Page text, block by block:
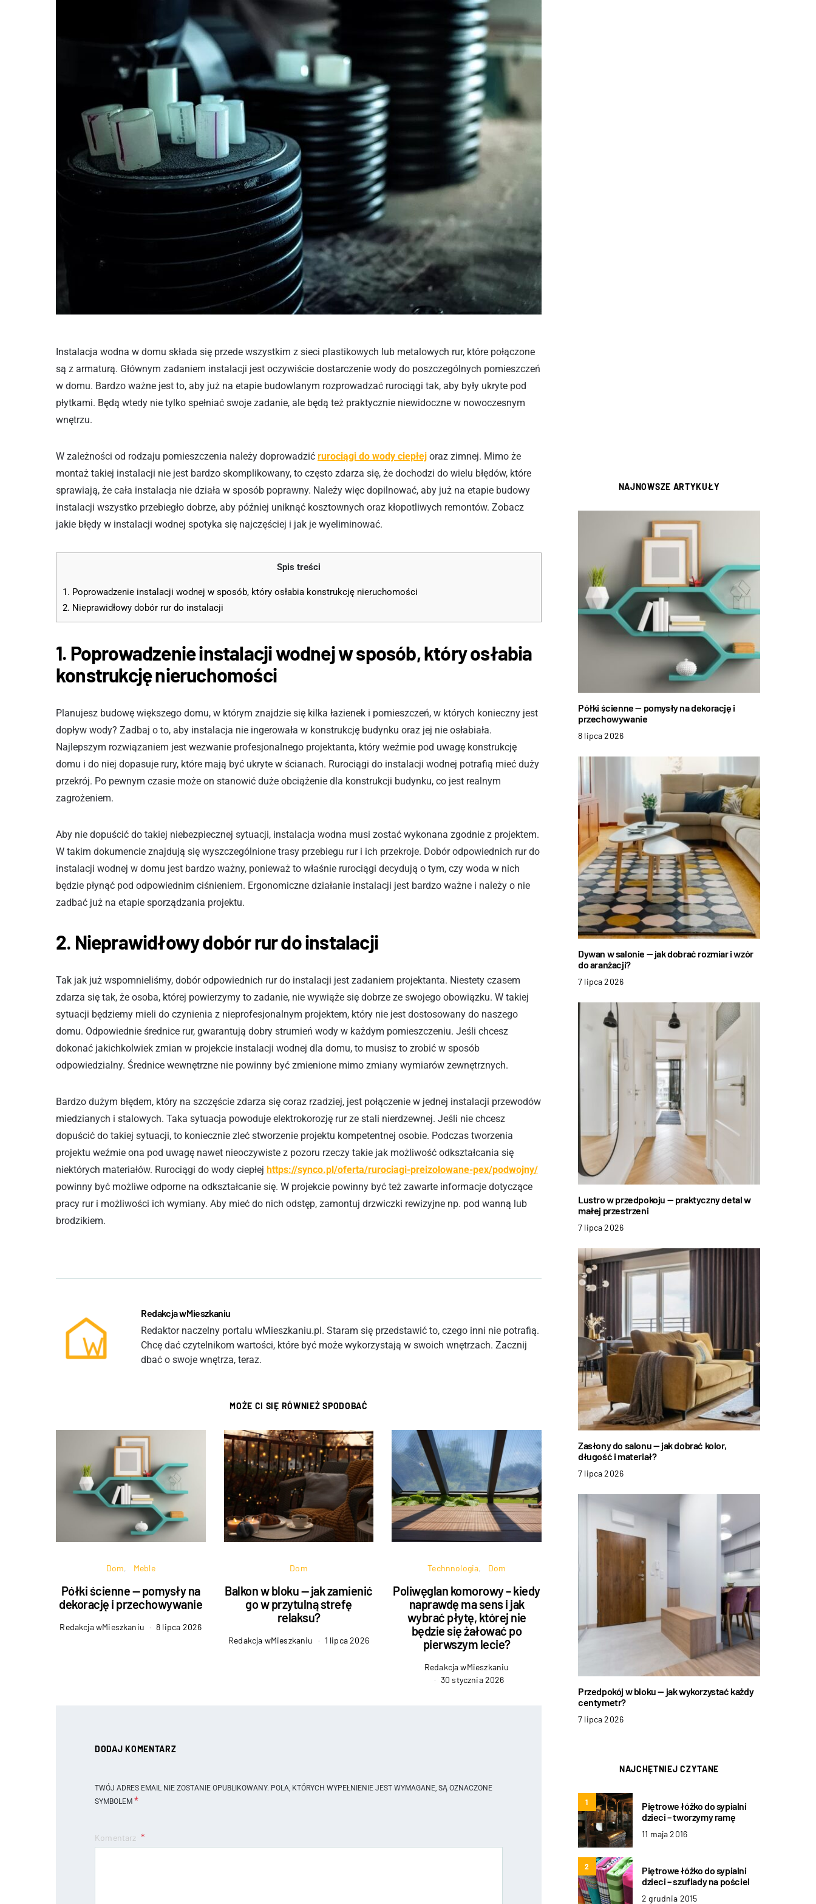
Instalacja wodna w domu składa się przede wszystkim z sieci plastikowych lub metalowych rur, które połączone
są z armaturą. Głównym zadaniem instalacji jest oczywiście dostarczenie wody do poszczególnych pomieszczeń
w domu. Bardzo ważne jest to, aby już na etapie budowlanym rozprowadzać rurociągi tak, aby były ukryte pod
płytkami. Będą wtedy nie tylko spełniać swoje zadanie, ale będą też praktycznie niewidoczne w nowoczesnym
wnętrzu.
W zależności od rodzaju pomieszczenia należy doprowadzić rurociągi do wody ciepłej oraz zimnej. Mimo że
montaż takiej instalacji nie jest bardzo skomplikowany, to często zdarza się, że dochodzi do wielu błędów, które
sprawiają, że cała instalacja nie działa w sposób poprawny. Należy więc dopilnować, aby już na etapie budowy
instalacji wszystko przebiegło dobrze, aby później uniknąć kosztownych oraz kłopotliwych remontów. Zobacz
jakie błędy w instalacji wodnej spotyka się najczęściej i jak je wyeliminować.
Spis treści
1. Poprowadzenie instalacji wodnej w sposób, który osłabia konstrukcję nieruchomości
2. Nieprawidłowy dobór rur do instalacji
1. Poprowadzenie instalacji wodnej w sposób, który osłabia
konstrukcję nieruchomości
Planujesz budowę większego domu, w którym znajdzie się kilka łazienek i pomieszczeń, w których konieczny jest
dopływ wody? Zadbaj o to, aby instalacja nie ingerowała w konstrukcję budynku oraz jej nie osłabiała.
Najlepszym rozwiązaniem jest wezwanie profesjonalnego projektanta, który weźmie pod uwagę konstrukcję
domu i do niej dopasuje rury, które mają być ukryte w ścianach. Rurociągi do instalacji wodnej potrafią mieć duży
przekrój. Po pewnym czasie może on stanowić duże obciążenie dla konstrukcji budynku, co jest realnym
zagrożeniem.
Aby nie dopuścić do takiej niebezpiecznej sytuacji, instalacja wodna musi zostać wykonana zgodnie z projektem.
W takim dokumencie znajdują się wyszczególnione trasy przebiegu rur i ich przekroje. Dobór odpowiednich rur do
instalacji wodnej w domu jest bardzo ważny, ponieważ to właśnie rurociągi decydują o tym, czy woda w nich
będzie płynąć pod odpowiednim ciśnieniem. Ergonomiczne działanie instalacji jest bardzo ważne i należy o nie
zadbać już na etapie sporządzania projektu.
2. Nieprawidłowy dobór rur do instalacji
Tak jak już wspomnieliśmy, dobór odpowiednich rur do instalacji jest zadaniem projektanta. Niestety czasem
zdarza się tak, że osoba, której powierzymy to zadanie, nie wywiąże się dobrze ze swojego obowiązku. W takiej
sytuacji będziemy mieli do czynienia z nieprofesjonalnym projektem, który nie jest dostosowany do naszego
domu. Odpowiednie średnice rur, gwarantują dobry strumień wody w każdym pomieszczeniu. Jeśli chcesz
dokonać jakichkolwiek zmian w projekcie instalacji wodnej dla domu, to musisz to zrobić w sposób
odpowiedzialny. Średnice wewnętrzne nie powinny być zmienione mimo zmiany wymiarów zewnętrznych.
Bardzo dużym błędem, który na szczęście zdarza się coraz rzadziej, jest połączenie w jednej instalacji przewodów
miedzianych i stalowych. Taka sytuacja powoduje elektrokorozję rur ze stali nierdzewnej. Jeśli nie chcesz
dopuścić do takiej sytuacji, to koniecznie zleć stworzenie projektu kompetentnej osobie. Podczas tworzenia
projektu weźmie ona pod uwagę nawet nieoczywiste z pozoru rzeczy takie jak możliwość odkształcania się
niektórych materiałów. Rurociągi do wody ciepłej https://synco.pl/oferta/rurociagi-preizolowane-pex/podwojny/
powinny być możliwe odporne na odkształcanie się. W projekcie powinny być też zawarte informacje dotyczące
pracy rur i możliwości ich wymiany. Aby mieć do nich odstęp, zamontuj drzwiczki rewizyjne np. pod wanną lub
brodzikiem.
Redakcja wMieszkaniu
Redaktor naczelny portalu wMieszkaniu.pl. Staram się przedstawić to, czego inni nie potrafią.
Chcę dać czytelnikom wartości, które być może wykorzystają w swoich wnętrzach. Zacznij
dbać o swoje wnętrza, teraz.
MOŻE CI SIĘ RÓWNIEŻ SPODOBAĆ
Dom Meble
Półki ścienne — pomysły na
dekorację i przechowywanie
Redakcja wMieszkaniu 8 lipca 2026
Dom
Balkon w bloku — jak zamienić
go w przytulną strefę
relaksu?
Redakcja wMieszkaniu 1 lipca 2026
Technnologia Dom
Poliwęglan komorowy – kiedy
naprawdę ma sens i jak
wybrać płytę, której nie
będzie się żałować po
pierwszym lecie?
Redakcja wMieszkaniu
30 stycznia 2026
DODAJ KOMENTARZ
TWÓJ ADRES EMAIL NIE ZOSTANIE OPUBLIKOWANY. POLA, KTÓRYCH WYPEŁNIENIE JEST WYMAGANE, SĄ OZNACZONE
SYMBOLEM *
Komentarz
NAJNOWSZE ARTYKUŁY
Półki ścienne — pomysły na dekorację i
przechowywanie
8 lipca 2026
Dywan w salonie — jak dobrać rozmiar i wzór
do aranżacji?
7 lipca 2026
Lustro w przedpokoju — praktyczny detal w
małej przestrzeni
7 lipca 2026
Zasłony do salonu — jak dobrać kolor,
długość i materiał?
7 lipca 2026
Przedpokój w bloku — jak wykorzystać każdy
centymetr?
7 lipca 2026
NAJCHĘTNIEJ CZYTANE
1
Piętrowe łóżko do sypialni
dzieci – tworzymy ramę
11 maja 2016
2
Piętrowe łóżko do sypialni
dzieci – szuflady na pościel
2 grudnia 2015